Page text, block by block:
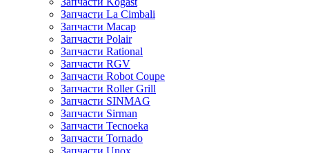
Запчасти La Cimbali
Запчасти Macap
Запчасти Polair
Запчасти Rational
Запчасти RGV
Запчасти Robot Coupe
Запчасти Roller Grill
Запчасти SINMAG
Запчасти Sirman
Запчасти Tecnoeka
Запчасти Tornado
Запчасти Unox